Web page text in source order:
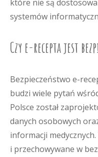
które nie są
systemów
Czy e-recepta jest
Bezpieczeństwo e-
budzi wiele pytań
Polsce został
danych osobowych
informacji
i przechowywane w